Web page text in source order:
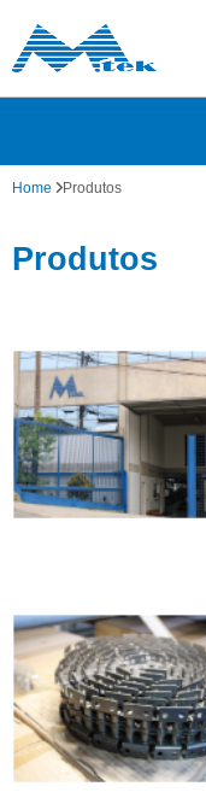
Home Produtos
Produtos